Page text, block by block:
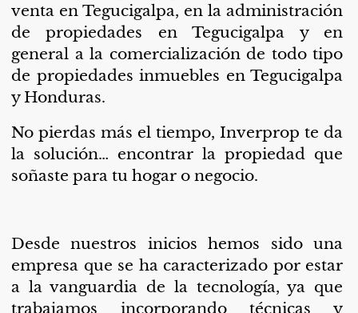
venta en Tegucigalpa, en la administración
de propiedades en Tegucigalpa y en
general a la comercialización de todo tipo
de propiedades inmuebles en Tegucigalpa
y Honduras.
No pierdas más el tiempo, Inverprop te da
la solución… encontrar la propiedad que
soñaste para tu hogar o negocio.
Desde nuestros inicios hemos sido una
empresa que se ha caracterizado por estar
a la vanguardia de la tecnología, ya que
trabajamos incorporando técnicas y